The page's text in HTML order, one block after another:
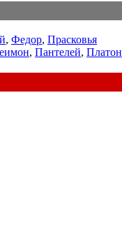
, Федор, Прасковья
, Пантелей, Платон